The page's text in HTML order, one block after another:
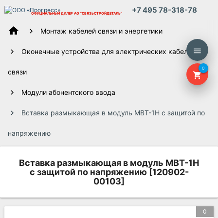
ОФИЦИАЛЬНЫЙ ДИЛЕР АО "СВЯЗЬСТРОЙДЕТАЛЬ" +7 495 78-318-78
menu
shopping_cart
0
home Монтаж кабелей связи и энергетики
Оконечные устройства для электрических кабелей
связи
Модули абонентского ввода
Вставка размыкающая в модуль МВТ-1Н с защитой по
напряжению
Вставка размыкающая в модуль МВТ-1Н
с защитой по напряжению [120902-
00103]
0